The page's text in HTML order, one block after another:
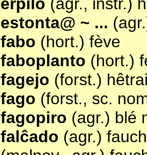
estonta@ ~ ...
fabo (hort.) fève
faboplanto (hort.)
fagejo (forst.)
fago (forst., sc.
fagopiro (agr.) blé
falĉado (agr.)